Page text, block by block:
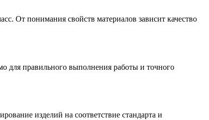
От понимания свойств материалов зависит качество
для правильного выполнения работы и точного
изделий на соответствие стандарта и